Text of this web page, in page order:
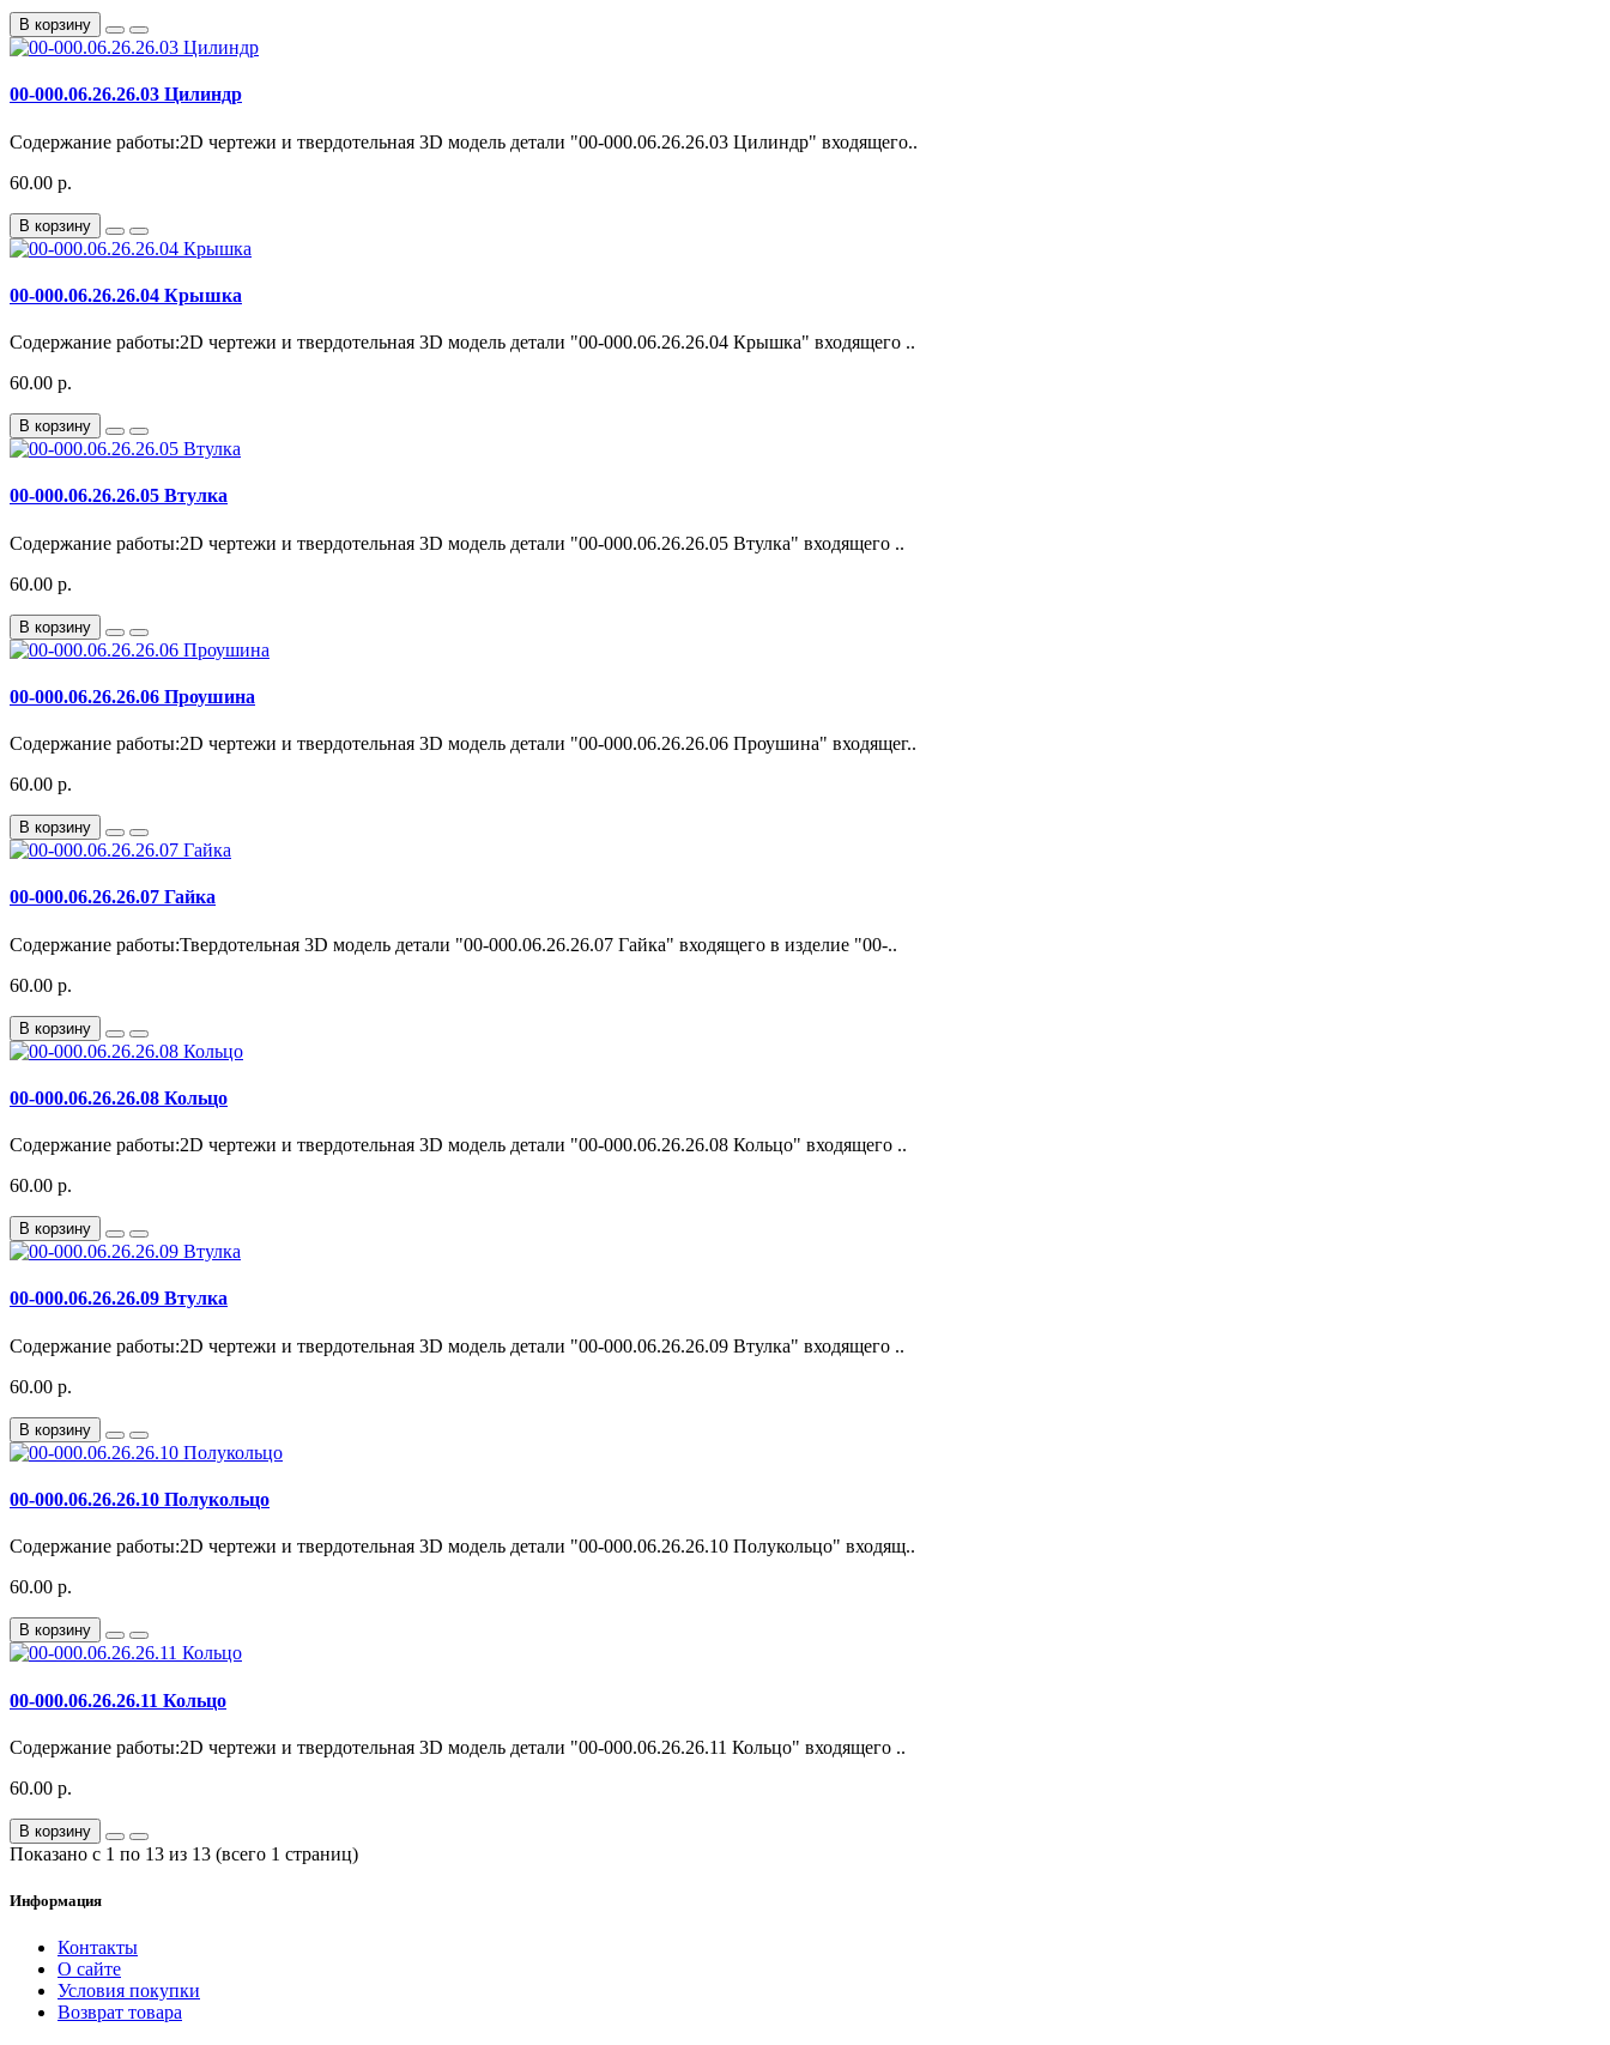
В корзину
00-000.06.26.26.03 Цилиндр
Содержание работы:2D чертежи и твердотельная 3D модель детали "00-000.06.26.26.03 Цилиндр" входящего..
60.00 р.
В корзину
00-000.06.26.26.04 Крышка
Содержание работы:2D чертежи и твердотельная 3D модель детали "00-000.06.26.26.04 Крышка" входящего ..
60.00 р.
В корзину
00-000.06.26.26.05 Втулка
Содержание работы:2D чертежи и твердотельная 3D модель детали "00-000.06.26.26.05 Втулка" входящего ..
60.00 р.
В корзину
00-000.06.26.26.06 Проушина
Содержание работы:2D чертежи и твердотельная 3D модель детали "00-000.06.26.26.06 Проушина" входящег..
60.00 р.
В корзину
00-000.06.26.26.07 Гайка
Содержание работы:Твердотельная 3D модель детали "00-000.06.26.26.07 Гайка" входящего в изделие "00-..
60.00 р.
В корзину
00-000.06.26.26.08 Кольцо
Содержание работы:2D чертежи и твердотельная 3D модель детали "00-000.06.26.26.08 Кольцо" входящего ..
60.00 р.
В корзину
00-000.06.26.26.09 Втулка
Содержание работы:2D чертежи и твердотельная 3D модель детали "00-000.06.26.26.09 Втулка" входящего ..
60.00 р.
В корзину
00-000.06.26.26.10 Полукольцо
Содержание работы:2D чертежи и твердотельная 3D модель детали "00-000.06.26.26.10 Полукольцо" входящ..
60.00 р.
В корзину
00-000.06.26.26.11 Кольцо
Содержание работы:2D чертежи и твердотельная 3D модель детали "00-000.06.26.26.11 Кольцо" входящего ..
60.00 р.
В корзину
Показано с 1 по 13 из 13 (всего 1 страниц)
Информация
Контакты
О сайте
Условия покупки
Возврат товара